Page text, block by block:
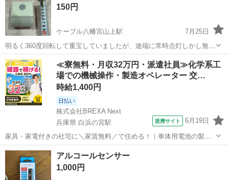
ます。 この2年間はそんな状況...
150円
ケーブル八幡宮山上駅
7月25日
明るく360度回転して重宝していましたが、途端に常時点灯しかし無く
なりました。 落下などはして無いです。
京都 八幡市 ケーブル八幡宮山上駅 その他 LED
≪寮無料・月収32万円・派遣社員≫化学系工
場での機械操作・製造オペレーター 交…
時給1,400円
日払い
株式会社BREXA Next
兵庫県 白浜の宮駅
提携サイト 6月19日
家具・家電付きの社宅に＼家賃無料／で住める！｜車体用電池の製造
｜未経験から月収例32万円♪｜さらに【年間休日130日】！ 人気の工場
のお仕事 ◇車体用電池の製造◇ 機械の操作、部品のセッティング、検
査、清掃業務など。 ...
兵庫 姫路市 その他
アルコールセンサー
1,000円